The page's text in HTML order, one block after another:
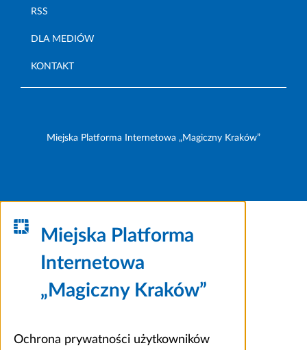
RSS
DLA MEDIÓW
KONTAKT
Miejska Platforma Internetowa „Magiczny Kraków”
Miejska Platforma
Internetowa
„Magiczny Kraków”
Ochrona prywatności użytkowników